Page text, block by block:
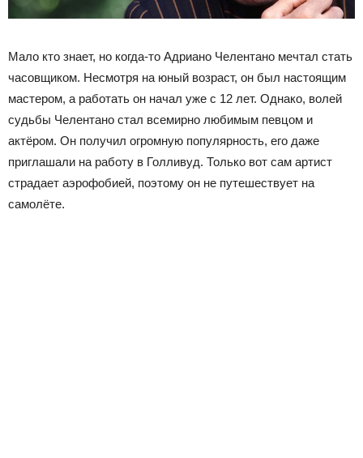
Мало кто знает, но когда-то Адриано Челентано мечтал стать
часовщиком. Несмотря на юный возраст, он был настоящим
мастером, а работать он начал уже с 12 лет. Однако, волей
судьбы Челентано стал всемирно любимым певцом и
актёром. Он получил огромную популярность, его даже
приглашали на работу в Голливуд. Только вот сам артист
страдает аэрофобией, поэтому он не путешествует на
самолёте.